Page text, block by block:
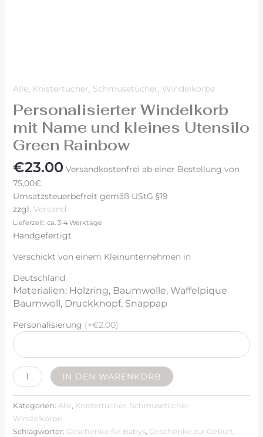
Alle, Knistertücher, Schmusetücher, Windelkörbe
Personalisierter Windelkorb
mit Name und kleines Utensilo
Green Rainbow
€23.00 Versandkostenfrei ab einer Bestellung von
75,00€
Umsatzsteuerbefreit gemäß UStG §19
zzgl. Versand
Lieferzeit: ca. 3-4 Werktage
Handgefertigt
Verschickt von einem Kleinunternehmen in
Deutschland
Materialien: Holzring, Baumwolle, Waffelpique
Baumwoll, Druckknopf, Snappap
Personalisierung (+€2.00)
IN DEN WARENKORB
Kategorien: Alle, Knistertücher, Schmusetücher,
Windelkörbe
Schlagwörter: Geschenke für Babys, Geschenke zur Geburt,